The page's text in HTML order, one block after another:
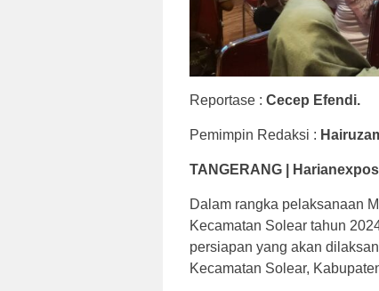
Reportase : Cecep Efendi.
Pemimpin Redaksi :
TANGERANG |
Dalam rangka pelaksanaan
Kecamatan Solear tahun
persiapan yang akan
Kecamatan Solear,